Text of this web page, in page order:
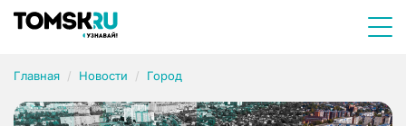
Главная Новости Город